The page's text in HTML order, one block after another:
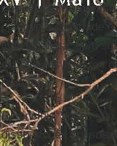
conversão
coloque a dignidade
individualista, com
excessivos e lucros
regenerar”.
E conclui: “Vocês
disso, vocês